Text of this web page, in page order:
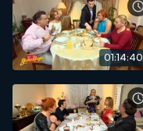
01:14:40